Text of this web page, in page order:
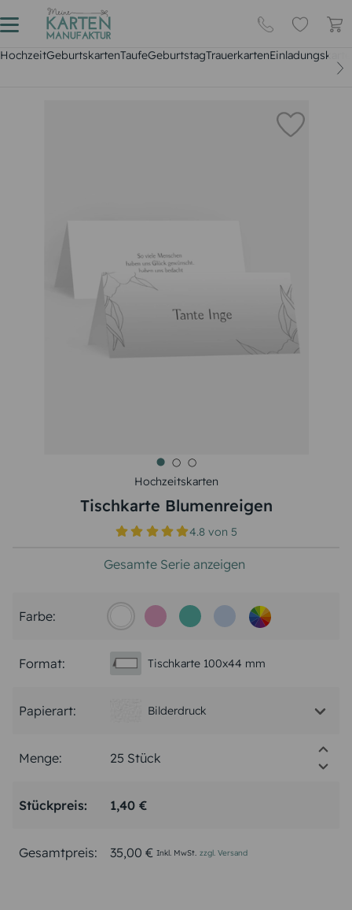
HochzeitGeburtskartenTaufeGeburtstagTrauerkarten
Hochzeitskarten
Tischkarte Blumenreigen
4.8 von5
Gesamte Serie anzeigen
Farbe:
Format: Tischkarte 100x44 mm
Papierart: Bilderdruck
Menge:
Stückpreis: 1,40 €
Gesamtpreis: 35,00 € Inkl. MwSt. zzgl. Versand